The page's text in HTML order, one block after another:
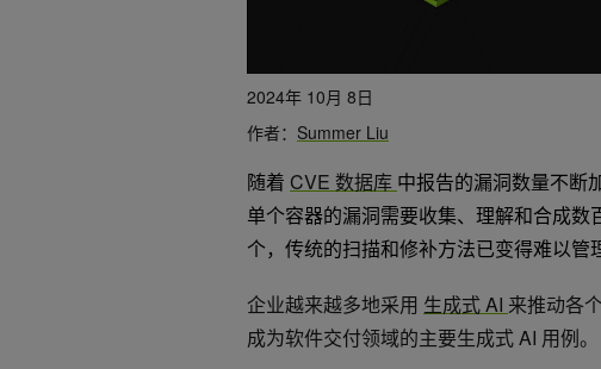
2024年 10月 8日
作者： Summer Liu
随着 CVE 数据库 中报告的漏洞数量不断
单个容器的漏洞需要收集、理解和合成
个，传统的扫描和修补方法已变得难以管
企业越来越多地采用 生成式 AI 来推动各
成为软件交付领域的主要生成式 AI 用例。